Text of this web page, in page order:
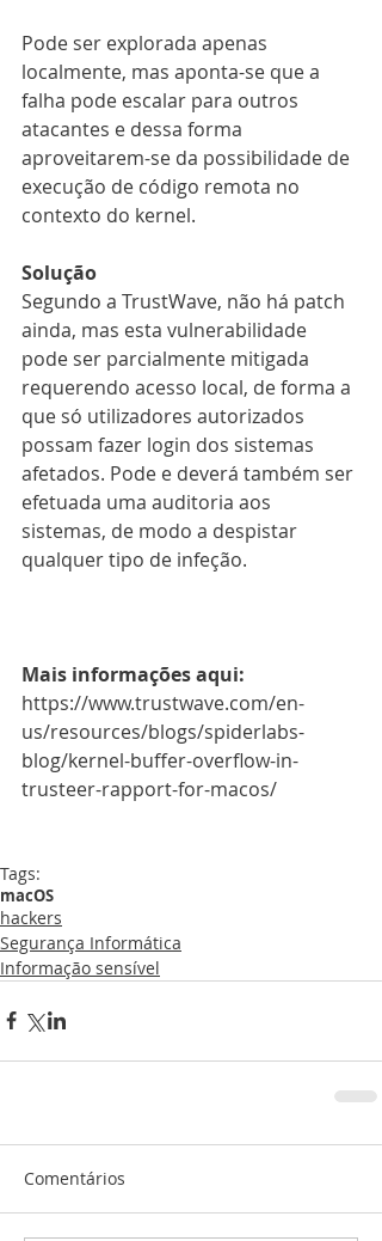
Pode ser explorada apenas
localmente, mas aponta-se que a
falha pode escalar para outros
atacantes e dessa forma
aproveitarem-se da possibilidade de
execução de código remota no
contexto do kernel.
Solução
Segundo a TrustWave, não há patch
ainda, mas esta vulnerabilidade
pode ser parcialmente mitigada
requerendo acesso local, de forma a
que só utilizadores autorizados
possam fazer login dos sistemas
afetados. Pode e deverá também ser
efetuada uma auditoria aos
sistemas, de modo a despistar
qualquer tipo de infeção.
Mais informações aqui:
https://www.trustwave.com/en-
us/resources/blogs/spiderlabs-
blog/kernel-buffer-overflow-in-
trusteer-rapport-for-macos/
Tags:
macOS
hackers
Segurança Informática
Informação sensível
Comentários